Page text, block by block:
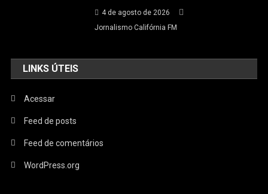
4 de agosto de 2026
Jornalismo Califórnia FM
LINKS ÚTEIS
Acessar
Feed de posts
Feed de comentários
WordPress.org